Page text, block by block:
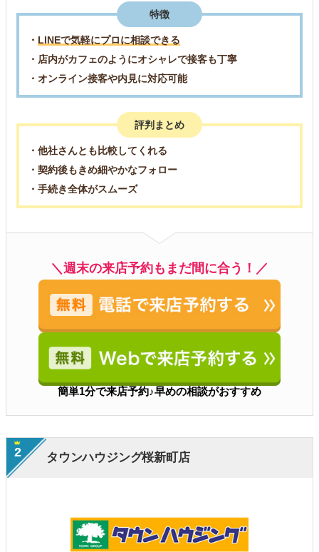
特徴
・ LINEで気軽にプロに相談できる
・店内がカフェのようにオシャレで接客も丁寧
・オンライン接客や内見に対応可能
評判まとめ
・他社さんとも比較してくれる
・契約後もきめ細やかなフォロー
・手続き全体がスムーズ
＼週末の来店予約もまだ間に合う！／
簡単1分で来店予約♪早めの相談がおすすめ
タウンハウジング桜新町店
2